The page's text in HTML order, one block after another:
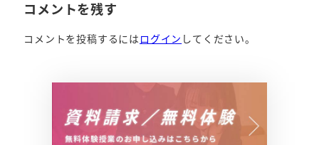
コメントを残す
コメントを投稿するには ログイン してください。